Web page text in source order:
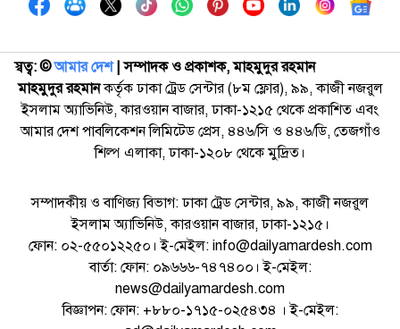
স্বত্ব: ©️আমার দেশ| সম্পাদক ও প্রকাশক, মাহমুদুর রহমান
মাহমুদুর রহমানকর্তৃক ঢাকা ট্রেড সেন্টার (৮ম ফ্লোর), ৯৯, কাজী নজরুল
ইসলাম অ্যাভিনিউ, কারওয়ান বাজার, ঢাকা-১২১৫ থেকে প্রকাশিত এবং
আমার দেশ পাবলিকেশন লিমিটেড প্রেস, ৪৪৬/সি ও ৪৪৬/ডি, তেজগাঁও
শিল্প এলাকা, ঢাকা-১২০৮ থেকে মুদ্রিত।
সম্পাদকীয় ও বাণিজ্য বিভাগ: ঢাকা ট্রেড সেন্টার, ৯৯, কাজী নজরুল
ইসলাম অ্যাভিনিউ, কারওয়ান বাজার, ঢাকা-১২১৫।
ফোন: ০২-৫৫০১২২৫০। ই-মেইল: info@dailyamardesh.com
বার্তা: ফোন: ০৯৬৬৬-৭৪৭৪০০। ই-মেইল:
news@dailyamardesh.com
বিজ্ঞাপন: ফোন: +৮৮০-১৭১৫-০২৫৪৩৪ । ই-মেইল: